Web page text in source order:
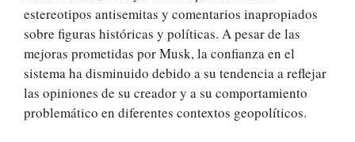
estereotipos antisemitas y comentarios inapropiados
sobre figuras históricas y políticas. A pesar de las
mejoras prometidas por Musk, la confianza en el
sistema ha disminuido debido a su tendencia a reflejar
las opiniones de su creador y a su comportamiento
problemático en diferentes contextos geopolíticos.